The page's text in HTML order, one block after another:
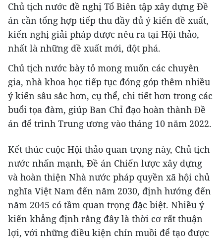
Chủ tịch nước đề nghị Tổ Biên tập xây dựng Đề
án cần tổng hợp tiếp thu đầy đủ ý kiến đề xuất,
kiến nghị giải pháp được nêu ra tại Hội thảo,
nhất là những đề xuất mới, đột phá.
Chủ tịch nước bày tỏ mong muốn các chuyên
gia, nhà khoa học tiếp tục đóng góp thêm nhiều
ý kiến sâu sắc hơn, cụ thể, chi tiết hơn trong các
buổi tọa đàm, giúp Ban Chỉ đạo hoàn thành Đề
án để trình Trung ương vào tháng 10 năm 2022.
Kết thúc cuộc Hội thảo quan trọng này, Chủ tịch
nước nhấn mạnh, Đề án Chiến lược xây dựng
và hoàn thiện Nhà nước pháp quyền xã hội chủ
nghĩa Việt Nam đến năm 2030, định hướng đến
năm 2045 có tầm quan trọng đặc biệt. Nhiều ý
kiến khẳng định rằng đây là thời cơ rất thuận
lợi, với những điều kiện chín muồi để tạo được